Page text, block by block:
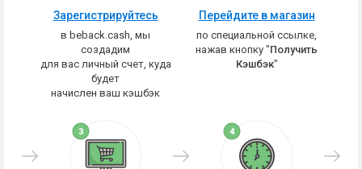
Зарегистрируйтесь
в beback.cash, мы
создадим
для вас личный счет, куда
будет
начислен ваш кэшбэк
Перейдите в магазин
по специальной ссылке,
нажав кнопку "Получить
Кэшбэк"